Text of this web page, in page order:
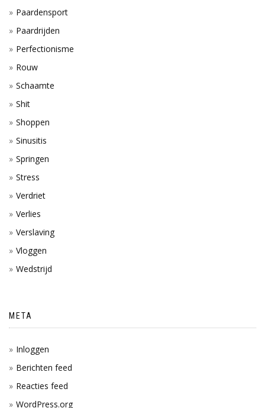
Paardensport
Paardrijden
Perfectionisme
Rouw
Schaamte
Shit
Shoppen
Sinusitis
Springen
Stress
Verdriet
Verlies
Verslaving
Vloggen
Wedstrijd
META
Inloggen
Berichten feed
Reacties feed
WordPress.org